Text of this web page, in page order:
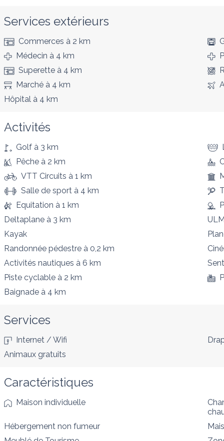
Services extérieurs
Commerces à 2 km
Médecin à 4 km
Superette à 4 km
Marché à 4 km
Hôpital à 4 km
Activités
Golf à 3 km
Pêche à 2 km
VTT Circuits à 1 km
Salle de sport à 4 km
Equitation à 1 km
Deltaplane à 3 km
Kayak
Randonnée pédestre à 0,2 km
Activités nautiques à 6 km
Piste cyclable à 2 km
Baignade à 4 km
Services
Internet / Wifi
Animaux gratuits
Caractéristiques
Maison individuelle
Hébergement non fumeur